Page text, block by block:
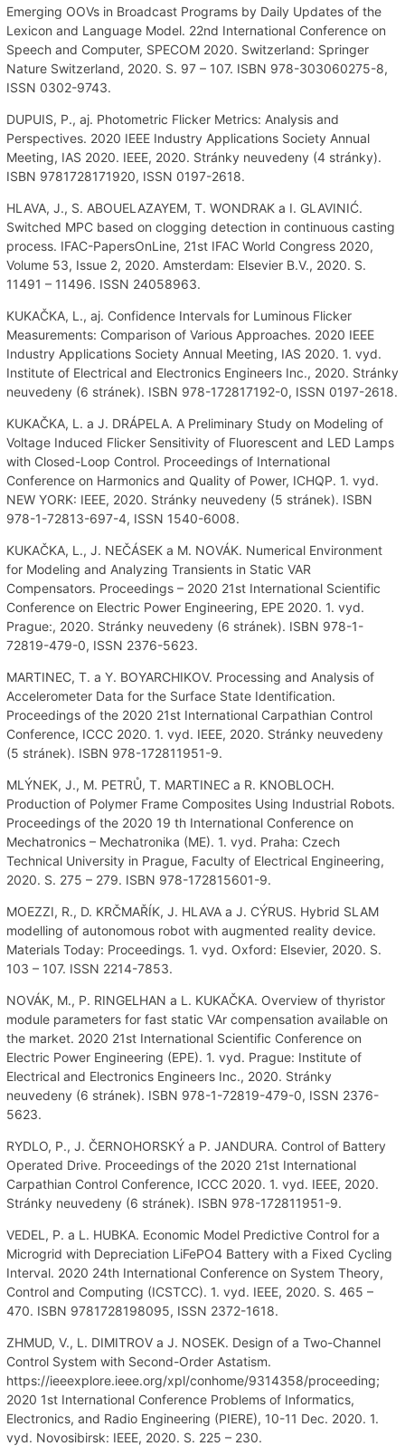
Emerging OOVs in Broadcast Programs by Daily Updates of the
Lexicon and Language Model. 22nd International Conference on
Speech and Computer, SPECOM 2020. Switzerland: Springer
Nature Switzerland, 2020. S. 97 – 107. ISBN 978-303060275-8,
ISSN 0302-9743.
DUPUIS, P., aj. Photometric Flicker Metrics: Analysis and
Perspectives. 2020 IEEE Industry Applications Society Annual
Meeting, IAS 2020. IEEE, 2020. Stránky neuvedeny (4 stránky).
ISBN 9781728171920, ISSN 0197-2618.
HLAVA, J., S. ABOUELAZAYEM, T. WONDRAK a I. GLAVINIĆ.
Switched MPC based on clogging detection in continuous casting
process. IFAC-PapersOnLine, 21st IFAC World Congress 2020,
Volume 53, Issue 2, 2020. Amsterdam: Elsevier B.V., 2020. S.
11491 – 11496. ISSN 24058963.
KUKAČKA, L., aj. Confidence Intervals for Luminous Flicker
Measurements: Comparison of Various Approaches. 2020 IEEE
Industry Applications Society Annual Meeting, IAS 2020. 1. vyd.
Institute of Electrical and Electronics Engineers Inc., 2020. Stránky
neuvedeny (6 stránek). ISBN 978-172817192-0, ISSN 0197-2618.
KUKAČKA, L. a J. DRÁPELA. A Preliminary Study on Modeling of
Voltage Induced Flicker Sensitivity of Fluorescent and LED Lamps
with Closed-Loop Control. Proceedings of International
Conference on Harmonics and Quality of Power, ICHQP. 1. vyd.
NEW YORK: IEEE, 2020. Stránky neuvedeny (5 stránek). ISBN
978-1-72813-697-4, ISSN 1540-6008.
KUKAČKA, L., J. NEČÁSEK a M. NOVÁK. Numerical Environment
for Modeling and Analyzing Transients in Static VAR
Compensators. Proceedings – 2020 21st International Scientific
Conference on Electric Power Engineering, EPE 2020. 1. vyd.
Prague:, 2020. Stránky neuvedeny (6 stránek). ISBN 978-1-
72819-479-0, ISSN 2376-5623.
MARTINEC, T. a Y. BOYARCHIKOV. Processing and Analysis of
Accelerometer Data for the Surface State Identification.
Proceedings of the 2020 21st International Carpathian Control
Conference, ICCC 2020. 1. vyd. IEEE, 2020. Stránky neuvedeny
(5 stránek). ISBN 978-172811951-9.
MLÝNEK, J., M. PETRŮ, T. MARTINEC a R. KNOBLOCH.
Production of Polymer Frame Composites Using Industrial Robots.
Proceedings of the 2020 19 th International Conference on
Mechatronics – Mechatronika (ME). 1. vyd. Praha: Czech
Technical University in Prague, Faculty of Electrical Engineering,
2020. S. 275 – 279. ISBN 978-172815601-9.
MOEZZI, R., D. KRČMAŘÍK, J. HLAVA a J. CÝRUS. Hybrid SLAM
modelling of autonomous robot with augmented reality device.
Materials Today: Proceedings. 1. vyd. Oxford: Elsevier, 2020. S.
103 – 107. ISSN 2214-7853.
NOVÁK, M., P. RINGELHAN a L. KUKAČKA. Overview of thyristor
module parameters for fast static VAr compensation available on
the market. 2020 21st International Scientific Conference on
Electric Power Engineering (EPE). 1. vyd. Prague: Institute of
Electrical and Electronics Engineers Inc., 2020. Stránky
neuvedeny (6 stránek). ISBN 978-1-72819-479-0, ISSN 2376-
5623.
RYDLO, P., J. ČERNOHORSKÝ a P. JANDURA. Control of Battery
Operated Drive. Proceedings of the 2020 21st International
Carpathian Control Conference, ICCC 2020. 1. vyd. IEEE, 2020.
Stránky neuvedeny (6 stránek). ISBN 978-172811951-9.
VEDEL, P. a L. HUBKA. Economic Model Predictive Control for a
Microgrid with Depreciation LiFePO4 Battery with a Fixed Cycling
Interval. 2020 24th International Conference on System Theory,
Control and Computing (ICSTCC). 1. vyd. IEEE, 2020. S. 465 –
470. ISBN 9781728198095, ISSN 2372-1618.
ZHMUD, V., L. DIMITROV a J. NOSEK. Design of a Two-Channel
Control System with Second-Order Astatism.
https://ieeexplore.ieee.org/xpl/conhome/9314358/proceeding;
2020 1st International Conference Problems of Informatics,
Electronics, and Radio Engineering (PIERE), 10-11 Dec. 2020. 1.
vyd. Novosibirsk: IEEE, 2020. S. 225 – 230.